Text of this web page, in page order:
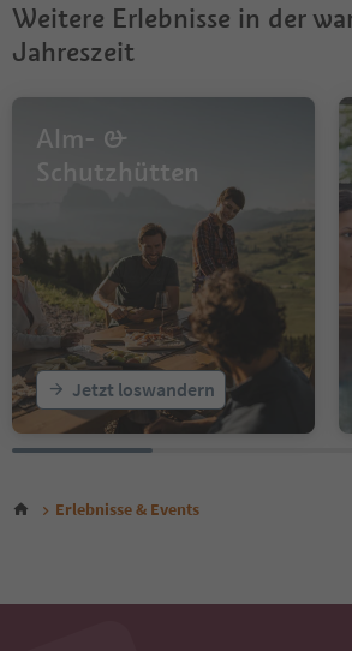
Weitere Erlebnisse in der
Jahreszeit
Alm- &
Schutzhütten
Jetzt loswandern
Erlebnisse & Events